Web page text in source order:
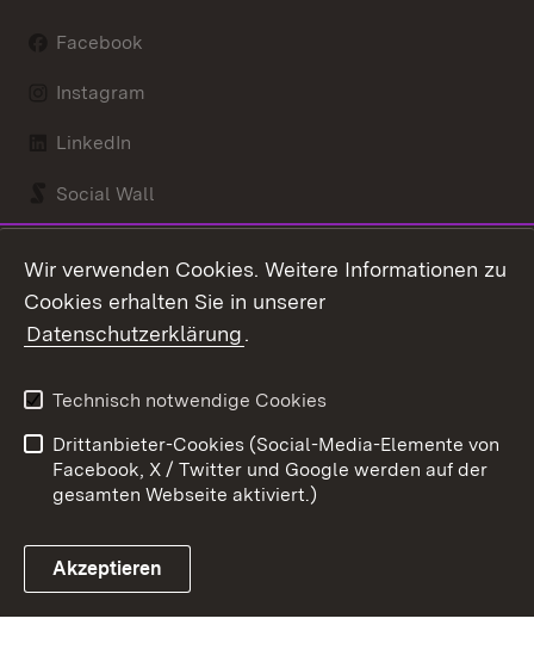
Facebook
Instagram
LinkedIn
Social Wall
Link zum Landesportal
Kontakt
Barrierefreiheit
Impressum
Cookies
Wir verwenden Cookies. Weitere Informationen zu
Cookies erhalten Sie in unserer
Datenschutzerklärung.
Technisch notwendige Cookies
Drittanbieter-Cookies (Social-Media-Elemente von
Facebook, X / Twitter und Google werden auf der
gesamten Webseite aktiviert.)
Akzeptieren